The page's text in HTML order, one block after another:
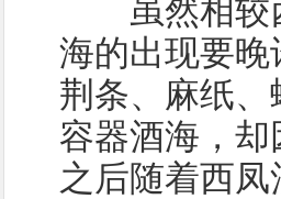
虽然相较西
海的出现要
荆条、麻纸
容器酒海，
之后随着西凤